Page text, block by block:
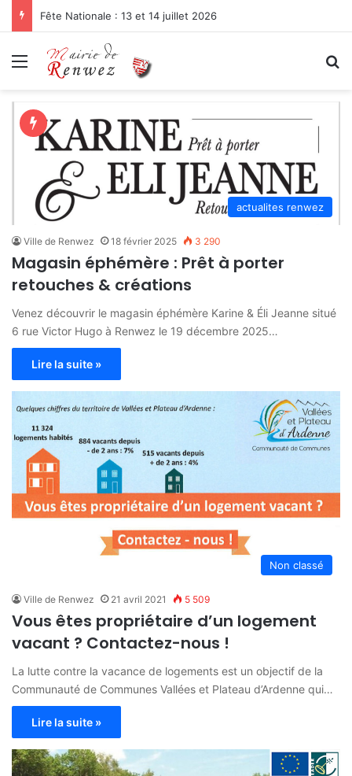
Fête Nationale : 13 et 14 juillet 2026
Menu
actualites renwez
Ville de Renwez 18 février 2025 3 290
Magasin éphémère : Prêt à porter
retouches & créations
Venez découvrir le magasin éphémère Karine & Éli Jeanne situé
6 rue Victor Hugo à Renwez le 19 décembre 2025…
Lire la suite »
Non classé
Ville de Renwez 21 avril 2021 5 509
Vous êtes propriétaire d’un logement
vacant ? Contactez-nous !
La lutte contre la vacance de logements est un objectif de la
Communauté de Communes Vallées et Plateau d’Ardenne qui…
Lire la suite »